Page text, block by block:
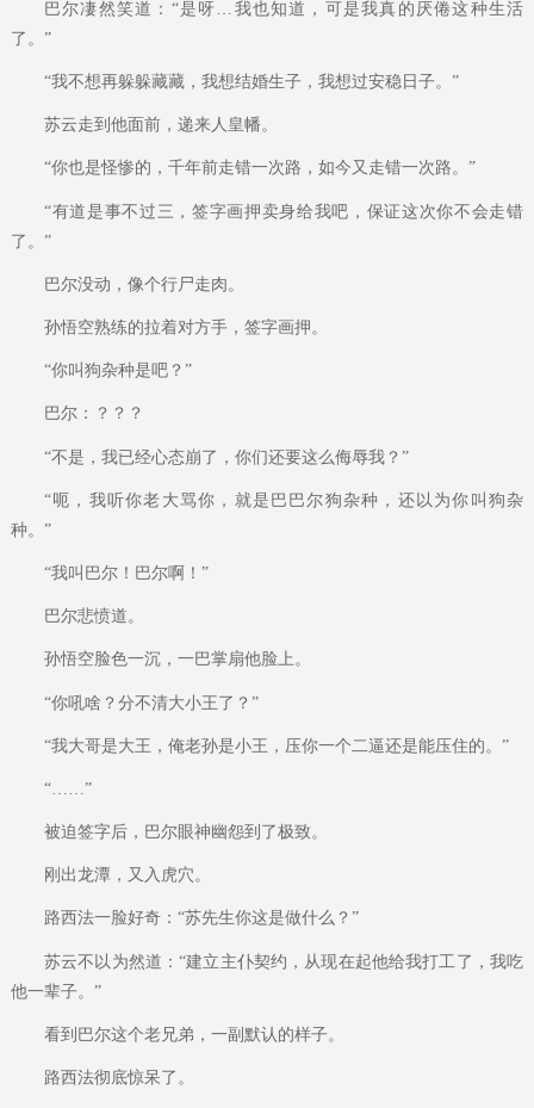
巴尔凄然笑道：“是呀…我也知道，可是我真的厌倦这种生活
了。”
“我不想再躲躲藏藏，我想结婚生子，我想过安稳日子。”
苏云走到他面前，递来人皇幡。
“你也是怪惨的，千年前走错一次路，如今又走错一次路。”
“有道是事不过三，签字画押卖身给我吧，保证这次你不会走错
了。”
巴尔没动，像个行尸走肉。
孙悟空熟练的拉着对方手，签字画押。
“你叫狗杂种是吧？”
巴尔：？？？
“不是，我已经心态崩了，你们还要这么侮辱我？”
“呃，我听你老大骂你，就是巴巴尔狗杂种，还以为你叫狗杂
种。”
“我叫巴尔！巴尔啊！”
巴尔悲愤道。
孙悟空脸色一沉，一巴掌扇他脸上。
“你吼啥？分不清大小王了？”
“我大哥是大王，俺老孙是小王，压你一个二逼还是能压住的。”
“……”
被迫签字后，巴尔眼神幽怨到了极致。
刚出龙潭，又入虎穴。
路西法一脸好奇：“苏先生你这是做什么？”
苏云不以为然道：“建立主仆契约，从现在起他给我打工了，我吃
他一辈子。”
看到巴尔这个老兄弟，一副默认的样子。
路西法彻底惊呆了。